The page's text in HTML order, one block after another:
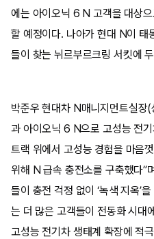
에는 아이오닉 6 N 고객을 대상
할 예정이다. 나아가 현대 N이 태
들이 찾는 뉘르부르크링 서킷에
박준우 현대차 N매니지먼트실장
과 아이오닉 6 N으로 고성능 전
트랙 위에서 고성능 경험을 마음
위해 N 급속 충전소를 구축했다”
들이 충전 걱정 없이 ‘녹색 지옥’
는 더 많은 고객들이 전동화 시대
고성능 전기차 생태계 확장에 적